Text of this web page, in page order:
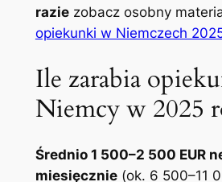
raziezobacz osobny
opiekunki w Niemczech
Ile zarabia
Niemcy w 2025
Średnio 1 500–2 500 EUR
miesięcznie(ok. 6 500–11